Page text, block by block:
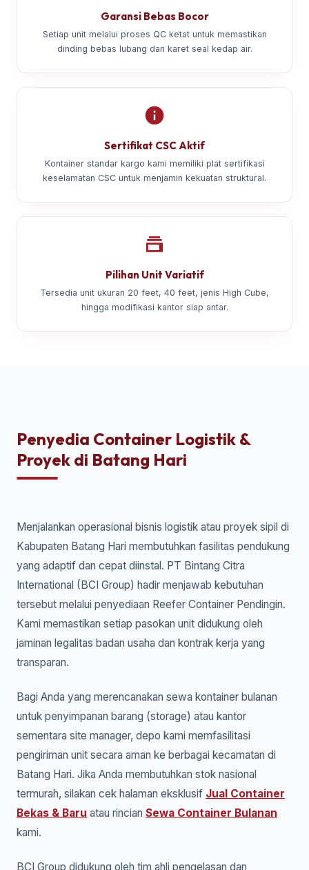
Garansi Bebas Bocor
Setiap unit melalui proses QC ketat untuk memastikan
dinding bebas lubang dan karet seal kedap air.
Sertifikat CSC Aktif
Kontainer standar kargo kami memiliki plat sertifikasi
keselamatan CSC untuk menjamin kekuatan struktural.
Pilihan Unit Variatif
Tersedia unit ukuran 20 feet, 40 feet, jenis High Cube,
hingga modifikasi kantor siap antar.
Penyedia Container Logistik &
Proyek di Batang Hari
Menjalankan operasional bisnis logistik atau proyek sipil di
Kabupaten Batang Hari membutuhkan fasilitas pendukung
yang adaptif dan cepat diinstal. PT Bintang Citra
International (BCI Group) hadir menjawab kebutuhan
tersebut melalui penyediaan Reefer Container Pendingin.
Kami memastikan setiap pasokan unit didukung oleh
jaminan legalitas badan usaha dan kontrak kerja yang
transparan.
Bagi Anda yang merencanakan sewa kontainer bulanan
untuk penyimpanan barang (storage) atau kantor
sementara site manager, depo kami memfasilitasi
pengiriman unit secara aman ke berbagai kecamatan di
Batang Hari. Jika Anda membutuhkan stok nasional
termurah, silakan cek halaman eksklusif Jual Container
Bekas & Baru atau rincian Sewa Container Bulanan
kami.
BCI Group didukung oleh tim ahli pengelasan dan